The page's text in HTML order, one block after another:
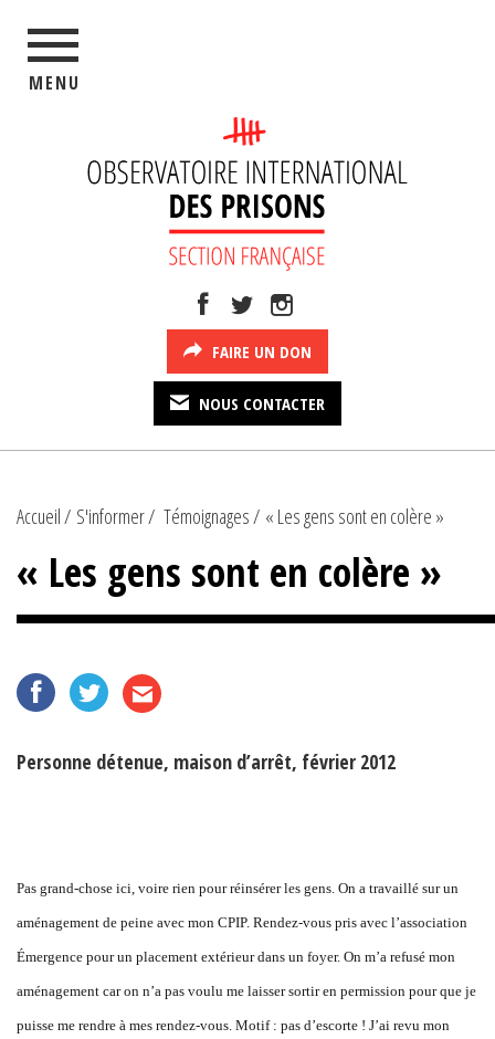
MENU
FAIRE UN DON
NOUS CONTACTER
Accueil S'informer Témoignages « Les gens sont en colère »
« Les gens sont en colère »
Personne détenue, maison d’arrêt, février 2012
Pas grand-chose ici, voire rien pour réinsérer les gens. On a travaillé sur un
aménagement de peine avec mon CPIP. Rendez-vous pris avec l’association
Émergence pour un placement extérieur dans un foyer. On m’a refusé mon
aménagement car on n’a pas voulu me laisser sortir en permission pour que je
puisse me rendre à mes rendez-vous. Motif : pas d’escorte ! J’ai revu mon